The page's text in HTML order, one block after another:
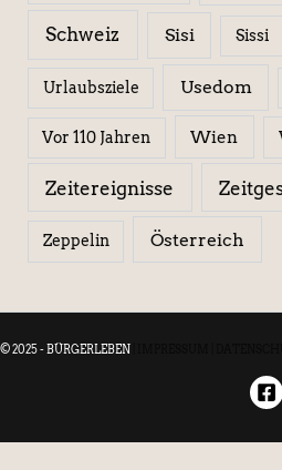
Schweiz Sisi Sissi
Urlaubsziele Usedom
Vor 110 Jahren Wien
Zeitereignisse
Zeppelin Österreich
© 2025 - BÜRGERLEBEN